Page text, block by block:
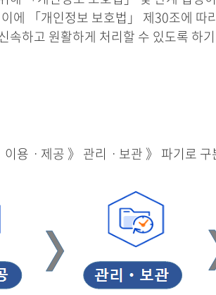
에 「개인정보 보호법」 제30조에 따
속하고 원활하게 처리할 수 있도록 하
용ㆍ제공 》 관리ㆍ보관 》 파기로